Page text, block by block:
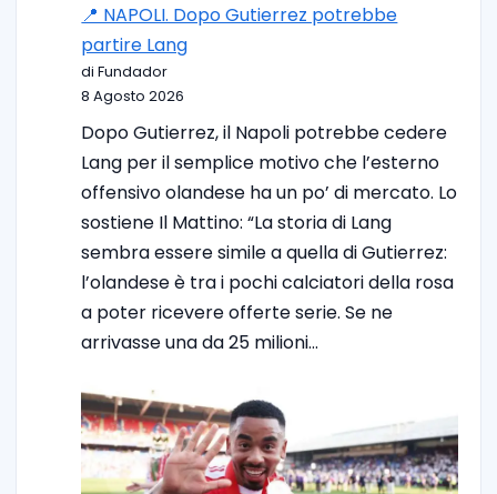
📍 NAPOLI. Dopo Gutierrez potrebbe
partire Lang
di Fundador
8 Agosto 2026
Dopo Gutierrez, il Napoli potrebbe cedere
Lang per il semplice motivo che l’esterno
offensivo olandese ha un po’ di mercato. Lo
sostiene Il Mattino: “La storia di Lang
sembra essere simile a quella di Gutierrez:
l’olandese è tra i pochi calciatori della rosa
a poter ricevere offerte serie. Se ne
arrivasse una da 25 milioni…